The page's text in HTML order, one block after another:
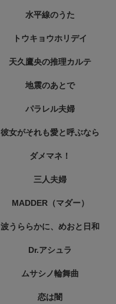
水平線のうた
トウキョウホリデイ
天久鷹央の推理カルテ
地震のあとで
パラレル夫婦
彼女がそれも愛と呼ぶなら
ダメマネ！
三人夫婦
MADDER（マダー）
波うららかに、めおと日和
Dr.アシュラ
ムサシノ輪舞曲
恋は闇